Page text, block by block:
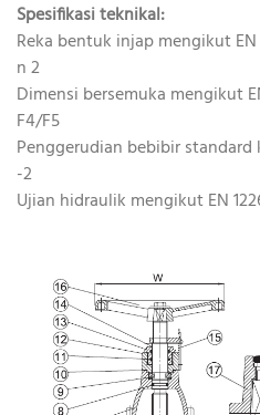
Spesifikasi teknikal:
Reka bentuk injap mengikut EN
n 2
Dimensi bersemuka mengikut
F4/F5
Penggerudian bebibir standard
-2
Ujian hidraulik mengikut EN